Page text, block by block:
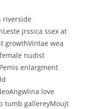
riverside
jrssica ssex at
growthVintae wea
nudist
enlargment
love
tumb gallereyMoujt